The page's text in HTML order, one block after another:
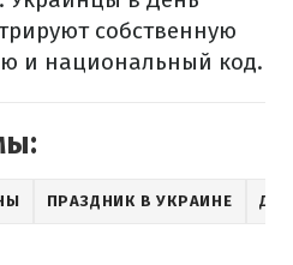
собственную
и национальный код.
ПРАЗДНИК В УКРАИНЕ